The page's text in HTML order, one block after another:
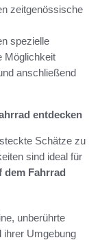
zeitgenössische
spezielle
Möglichkeit
anschließend
entdecken
Schätze zu
sind ideal für
Fahrrad
unberührte
ihrer Umgebung